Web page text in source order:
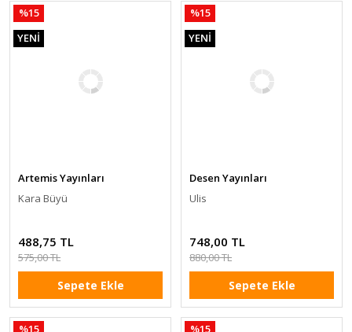
%15
YENİ
Artemis Yayınları
Kara Büyü
488,75 TL
575,00 TL
Sepete Ekle
%15
YENİ
Desen Yayınları
Ulis
748,00 TL
880,00 TL
Sepete Ekle